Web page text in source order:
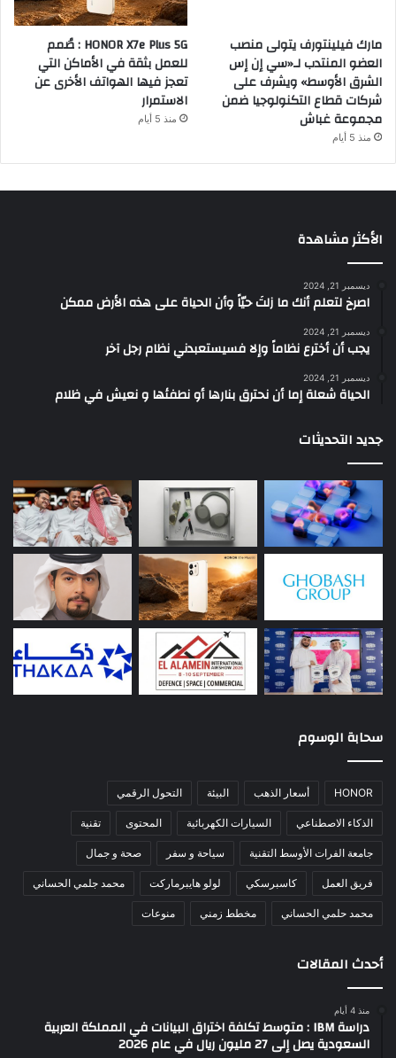
مارك فيلينتورف يتولى منصب
العضو المنتدب لـ«سي إن إس
الشرق الأوسط» ويشرف على
شركات قطاع التكنولوجيا ضمن
مجموعة غباش
منذ 5 أيام
HONOR X7e Plus 5G : صُمم
للعمل بثقة في الأماكن التي
تعجز فيها الهواتف الأخرى عن
الاستمرار
منذ 5 أيام
الأكثر مشاهدة
ديسمبر 21, 2024
‫اصرخ لتعلم أنك ما زلتَ حيّاً وأن الحياة على هذه الأرض ممكن
ديسمبر 21, 2024
يجب أن أخترع نظاماً وإلا فسيستعبدني نظام رجل آخر
ديسمبر 21, 2024
الحياة شعلة إما أن نحترق بنارها أو نطفئها و نعيش في ظلام
جديد التحديثات
سحابة الوسوم
HONOR أسعار الذهب البيئة التحول الرقمي
الذكاء الاصطناعي السيارات الكهربائية المحتوى تقنية
جامعة الفرات الأوسط التقنية سياحة و سفر صحة و جمال
فريق العمل كاسبرسكي لولو هايبرماركت محمد جلمي الحساني
محمد حلمي الحساني مخطط زمني منوعات
أحدث المقالات
منذ 4 أيام
دراسة IBM : متوسط تكلفة اختراق البيانات في المملكة العربية
السعودية يصل إلى 27 مليون ريال في عام 2026